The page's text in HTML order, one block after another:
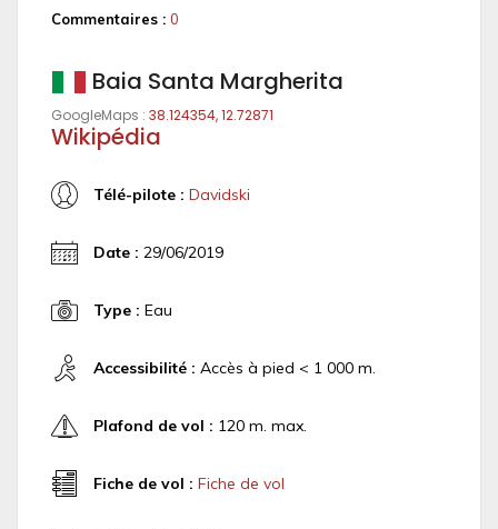
Commentaires : 0
Baia Santa Margherita
GoogleMaps : 38.124354, 12.72871
Wikipédia
Télé-pilote : Davidski
Date : 29/06/2019
Type : Eau
Accessibilité : Accès à pied < 1 000 m.
Plafond de vol : 120 m. max.
Fiche de vol : Fiche de vol